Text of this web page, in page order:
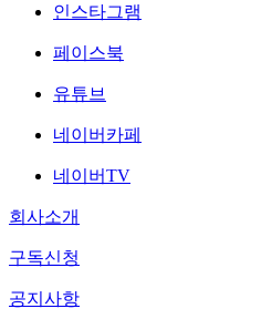
인스타그램
페이스북
유튜브
네이버카페
네이버TV
회사소개
구독신청
공지사항